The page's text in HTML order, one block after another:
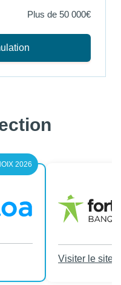
Plus de 50 000€
2026
Visiter le site